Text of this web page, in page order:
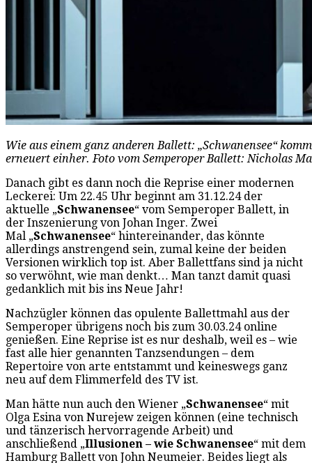
Wie aus einem ganz anderen Ballett: „Schwanensee“
erneuert einher. Foto vom Semperoper Ballett: Nicholas
Danach gibt es dann noch die Reprise einer modernen
Leckerei: Um 22.45 Uhr beginnt am 31.12.24 der
aktuelle „Schwanensee“ vom Semperoper Ballett, in
der Inszenierung von Johan Inger. Zwei
Mal „Schwanensee“ hintereinander, das könnte
allerdings anstrengend sein, zumal keine der beiden
Versionen wirklich top ist. Aber Ballettfans sind ja nicht
so verwöhnt, wie man denkt… Man tanzt damit quasi
gedanklich mit bis ins Neue Jahr!
Nachzügler können das opulente Ballettmahl aus der
Semperoper übrigens noch bis zum 30.03.24 online
genießen. Eine Reprise ist es nur deshalb, weil es – wie
fast alle hier genannten Tanzsendungen – dem
Repertoire von arte entstammt und keineswegs ganz
neu auf dem Flimmerfeld des TV ist.
Man hätte nun auch den Wiener „Schwanensee“ mit
Olga Esina von Nurejew zeigen können (eine technisch
und tänzerisch hervorragende Arbeit) und
anschließend „Illusionen – wie Schwanensee“ mit dem
Hamburg Ballett von John Neumeier. Beides liegt als